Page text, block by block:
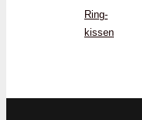
Ring­
kissen